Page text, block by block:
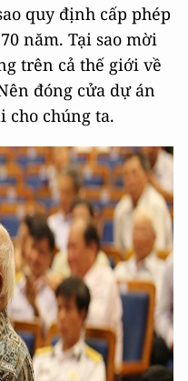
quy định cấp phép
năm. Tại sao mời
trên cả thế giới về
đóng cửa dự án
cho chúng ta.